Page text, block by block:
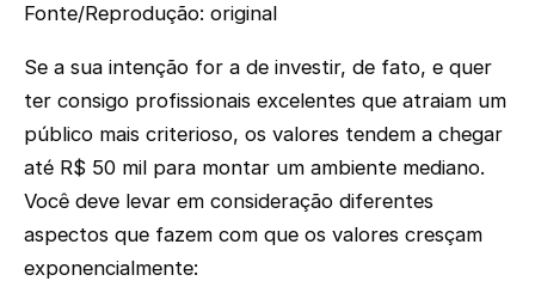
Fonte/Reprodução: original
Se a sua intenção for a de investir, de fato, e quer
ter consigo profissionais excelentes que atraiam um
público mais criterioso, os valores tendem a chegar
até R$ 50 mil para montar um ambiente mediano.
Você deve levar em consideração diferentes
aspectos que fazem com que os valores cresçam
exponencialmente: